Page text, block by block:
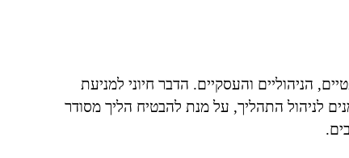
הניהוליים והעסקיים. הדבר חיוני למניעת
לניהול התהליך, על מנת להבטיח הליך מסודר